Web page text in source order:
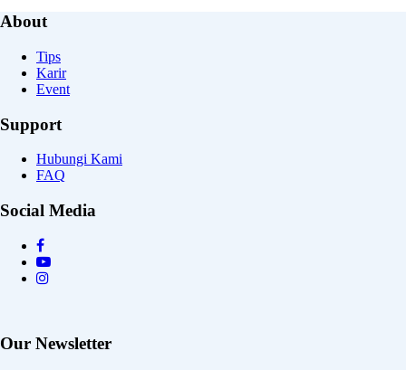
About
Tips
Karir
Event
Support
Hubungi Kami
FAQ
Social Media
Our Newsletter